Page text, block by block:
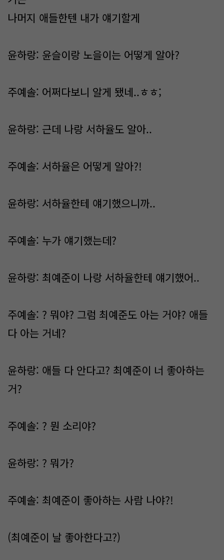
나머지 애들한텐 내가 얘기할게
윤하랑: 윤슬이랑 노을이는 어떻게 알아?
주예솔: 어쩌다보니 알게 됐네..ㅎㅎ;
윤하랑: 근데 나랑 서하율도 알아..
주예솔: 서하율은 어떻게 알아?!
윤하랑: 서하율한테 얘기했으니까..
주예솔: 누가 얘기했는데?
윤하랑: 최예준이 나랑 서하율한테 얘기했어..
주예솔: ? 뭐야? 그럼 최예준도 아는 거야? 애들
다 아는 거네?
윤하랑: 애들 다 안다고? 최예준이 너 좋아하는
거?
주예솔: ? 뭔 소리야?
윤하랑: ? 뭐가?
주예솔: 최예준이 좋아하는 사람 나야?!
(최예준이 날 좋아한다고?)